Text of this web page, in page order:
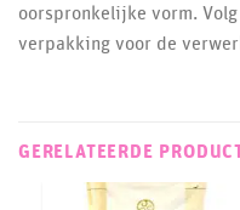
oorspronkelijke vorm.
verpakking voor de
GERELATEERDE